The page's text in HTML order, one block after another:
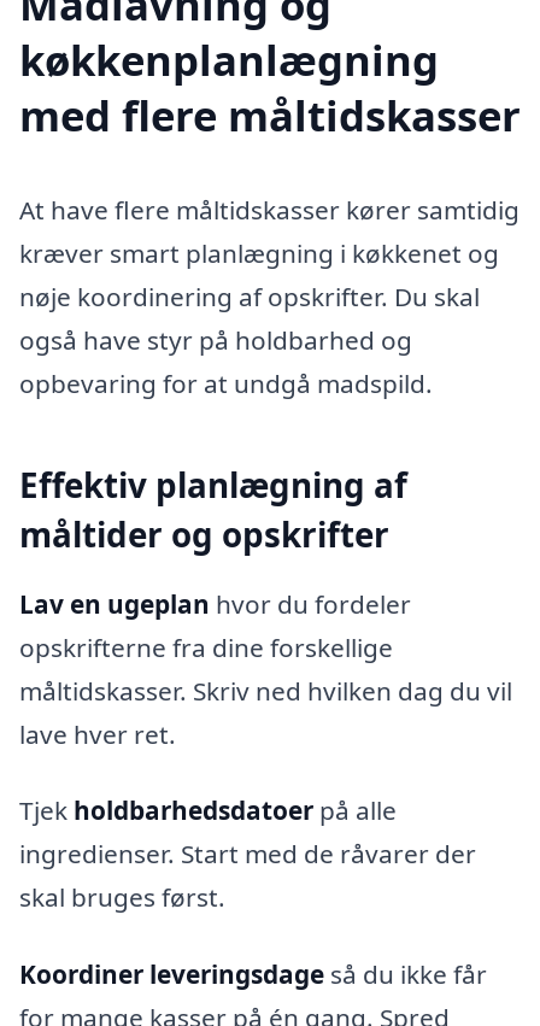
køkkenplanlægning
med flere måltidskasser
At have flere måltidskasser kører samtidig
kræver smart planlægning i køkkenet og
nøje koordinering af opskrifter. Du skal
også have styr på holdbarhed og
opbevaring for at undgå madspild.
Effektiv planlægning af
måltider og opskrifter
Lav en ugeplan hvor du fordeler
opskrifterne fra dine forskellige
måltidskasser. Skriv ned hvilken dag du vil
lave hver ret.
Tjek holdbarhedsdatoer på alle
ingredienser. Start med de råvarer der
skal bruges først.
Koordiner leveringsdage så du ikke får
for mange kasser på én gang. Spred